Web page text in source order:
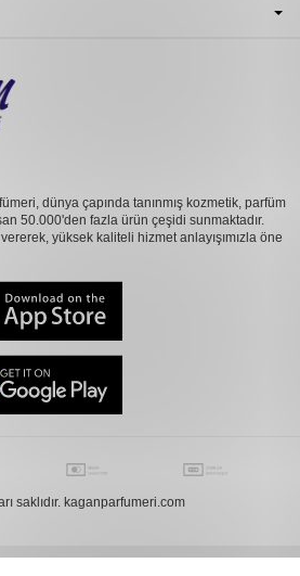
dünya çapında tanınmış kozmetik, parfüm
50.000'den fazla ürün çeşidi sunmaktadır.
yüksek kaliteli hizmet anlayışımızla öne
saklıdır. kaganparfumeri.com